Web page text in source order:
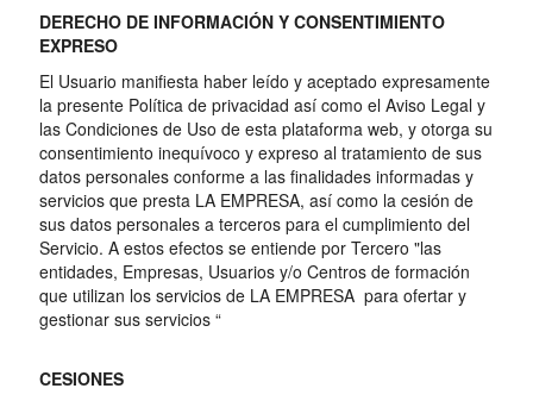
DERECHO DE INFORMACIÓN Y CONSENTIMIENTO
EXPRESO
El Usuario manifiesta haber leído y aceptado expresamente
la presente Política de privacidad así como el Aviso Legal y
las Condiciones de Uso de esta plataforma web, y otorga su
consentimiento inequívoco y expreso al tratamiento de sus
datos personales conforme a las finalidades informadas y
servicios que presta LA EMPRESA, así como la cesión de
sus datos personales a terceros para el cumplimiento del
Servicio. A estos efectos se entiende por Tercero "las
entidades, Empresas, Usuarios y/o Centros de formación
que utilizan los servicios de LA EMPRESA para ofertar y
gestionar sus servicios “
CESIONES